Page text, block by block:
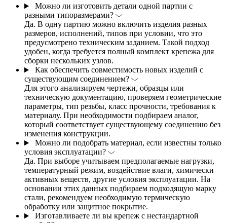
Можно ли изготовить детали одной партии с
разными типоразмерами?
Да. В одну партию можно включить изделия разных
размеров, исполнений, типов при условии, что это
предусмотрено техническим заданием. Такой подход
удобен, когда требуется полный комплект крепежа для
сборки нескольких узлов.
Как обеспечить совместимость новых изделий с
существующим соединением?
Для этого анализируем чертежи, образцы или
техническую документацию, проверяем геометрические
параметры, тип резьбы, класс прочности, требования к
материалу. При необходимости подбираем аналог,
который соответствует существующему соединению без
изменения конструкции.
Можно ли подобрать материал, если известны только
условия эксплуатации?
Да. При выборе учитываем предполагаемые нагрузки,
температурный режим, воздействие влаги, химически
активных веществ, другие условия эксплуатации. На
основании этих данных подбираем подходящую марку
стали, рекомендуем необходимую термическую
обработку или защитное покрытие.
Изготавливаете ли вы крепеж с нестандартной